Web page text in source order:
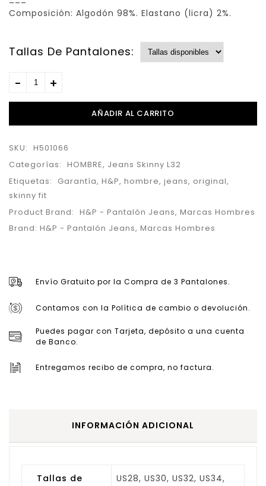
Composición: Algodón 98%. Elastano (licra) 2%.
Tallas De Pantalones:
AÑADIR AL CARRITO
SKU: H501066
Categorías: HOMBRE, Jeans Skinny L32
Etiquetas:
Garantía, H&P, hombre, jeans, original,
skinny fit
Product Brand: H&P - Pantalón Jeans, Marcas Hombres
Brand: H&P - Pantalón Jeans, Marcas Hombres
Envío Gratuito por la Compra de 3 Pantalones.
Contamos con la Política de cambio o devolución.
Puedes pagar con Tarjeta, depósito a una cuenta
de Banco.
Entregamos recibo de compra, no factura.
INFORMACIÓN ADICIONAL
Tallas de
US28, US30, US32, US34,